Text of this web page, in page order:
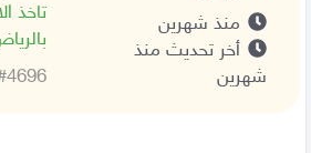
منذ شهرين
أخر تحديث منذ
شهرين
تاخذ